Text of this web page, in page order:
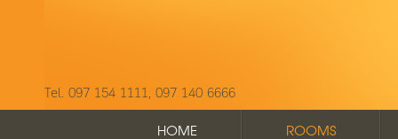
Tel. 097 154 1111, 097 140 6666
HOME ROOMS